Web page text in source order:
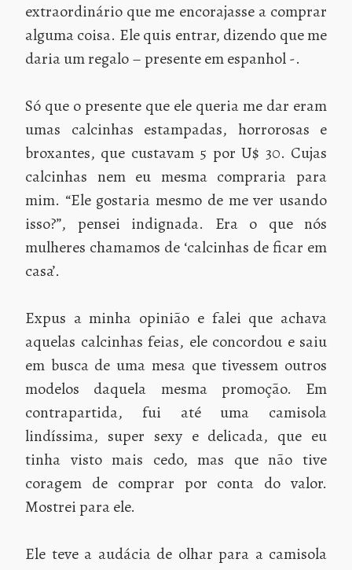
extraordinário que me encorajasse a comprar
alguma coisa. Ele quis entrar, dizendo que me
daria um regalo – presente em espanhol -.
Só que o presente que ele queria me dar eram
umas calcinhas estampadas, horrorosas e
broxantes, que custavam 5 por U$ 30. Cujas
calcinhas nem eu mesma compraria para
mim. “Ele gostaria mesmo de me ver usando
isso?”, pensei indignada. Era o que nós
mulheres chamamos de ‘calcinhas de ficar em
casa’.
Expus a minha opinião e falei que achava
aquelas calcinhas feias, ele concordou e saiu
em busca de uma mesa que tivessem outros
modelos daquela mesma promoção. Em
contrapartida, fui até uma camisola
lindíssima, super sexy e delicada, que eu
tinha visto mais cedo, mas que não tive
coragem de comprar por conta do valor.
Mostrei para ele.
Ele teve a audácia de olhar para a camisola